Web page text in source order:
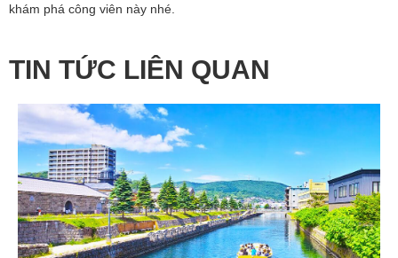
khám phá công viên này nhé.
TIN TỨC LIÊN QUAN